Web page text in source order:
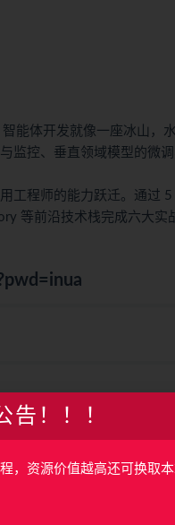
能体开发就像一座冰山，
监控、垂直领域模型的微
工程师的能力跃迁。通过 5
等前沿技术栈完成六大实
告！！！
，资源价值越高还可换取本